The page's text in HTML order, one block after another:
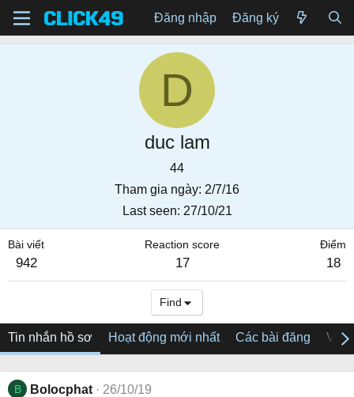
Đăng nhập Đăng ký
D
duc lam
44
Tham gia ngày 2/7/16
Last seen 27/10/21
Bài viết
942
Reaction score
17
Điểm
18
Find
Tin nhắn hồ sơ Hoạt động mới nhất Các bài đăng Về
B Bolocphat
26/10/19